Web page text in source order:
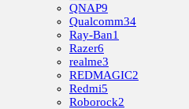
QNAP9
Qualcomm34
Ray-Ban1
Razer6
realme3
REDMAGIC2
Redmi5
Roborock2